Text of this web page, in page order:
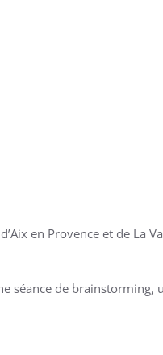
en Provence et de La
séance de brainstorming,